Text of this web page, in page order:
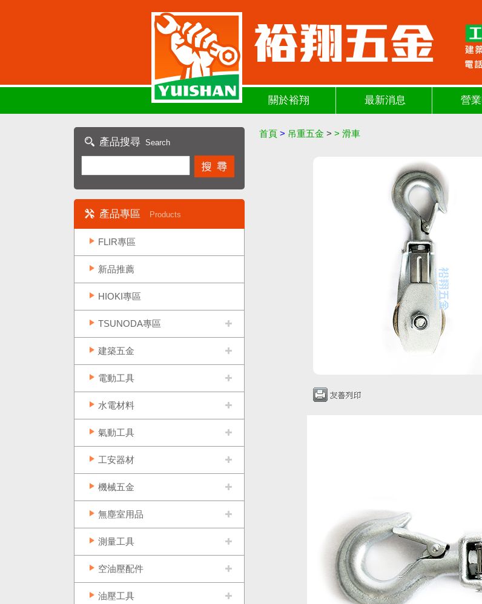
關於裕翔 最新消息 營
產品搜尋 Search
產品專區 Products
FLIR專區
新品推薦
HIOKI專區
TSUNODA專區
建築五金
電動工具
水電材料
氣動工具
工安器材
機械五金
無塵室用品
測量工具
空油壓配件
油壓工具
首頁 > 吊重五金 > > 滑車